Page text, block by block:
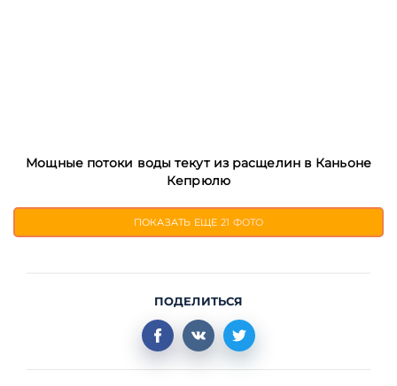
Мощные потоки воды текут из расщелин в Каньоне
Кепрюлю
ПОКАЗАТЬ ЕЩЕ 21 ФОТО
ПОДЕЛИТЬСЯ